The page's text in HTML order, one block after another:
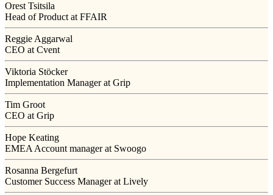
Orest Tsitsila
Head of Product at FFAIR
Reggie Aggarwal
CEO at Cvent
Viktoria Stöcker
Implementation Manager at Grip
Tim Groot
CEO at Grip
Hope Keating
EMEA Account manager at Swoogo
Rosanna Bergefurt
Customer Success Manager at Lively